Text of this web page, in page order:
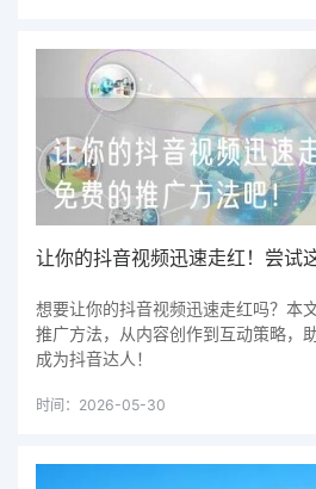
想要让你的抖音视频迅速走红吗？本
推广方法，从内容创作到互动策略，
成为抖音达人！
时间：2026-05-30